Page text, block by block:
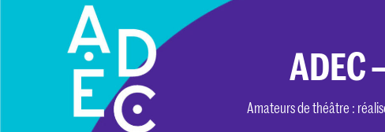
ADEC
Amateurs de théâtre :